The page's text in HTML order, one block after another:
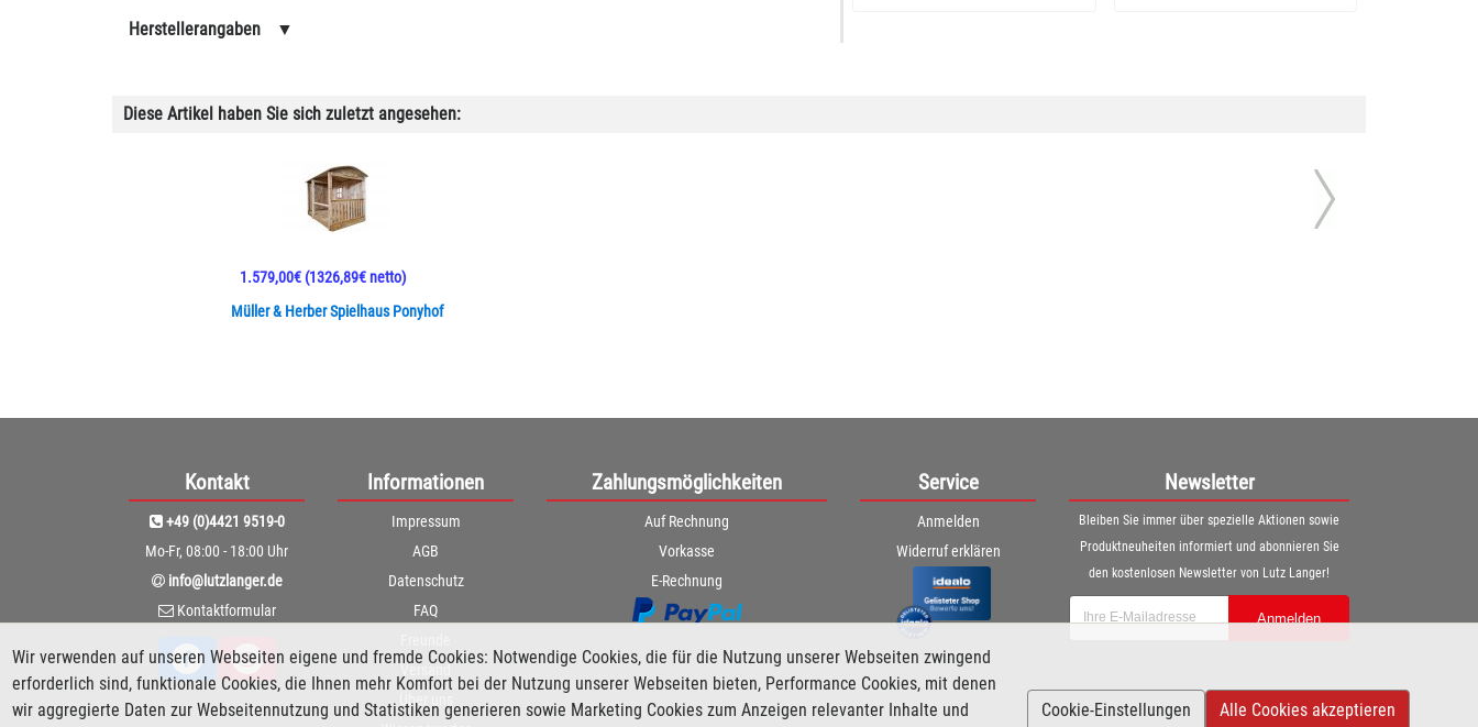
Wir verwenden auf unseren Webseiten eigene und fremde Cookies: Notwendige Cookies, die für die Nutzung unserer Webseiten zwingend
erforderlich sind, funktionale Cookies, die Ihnen mehr Komfort bei der Nutzung unserer Webseiten bieten, Performance Cookies, mit denen
wir aggregierte Daten zur Webseitennutzung und Statistiken generieren sowie Marketing Cookies zum Anzeigen relevanter Inhalte und
Cookie-Einstellungen Alle Cookies akzeptieren
Herstellerangaben ▼
Diese Artikel haben Sie sich zuletzt angesehen:
Müller & Herber Spielhaus Ponyhof
1.579,00€(1326,89€ netto)
Kontakt
+49 (0)4421 9519-0
Mo-Fr, 08:00 - 18:00 Uhr
info@lutzlanger.de
Kontaktformular
Informationen
Impressum
AGB
Datenschutz
FAQ
Versand
Über uns
Zahlungsmöglichkeiten
Auf Rechnung
Vorkasse
E-Rechnung
Service
Anmelden
Widerruf erklären
Newsletter
Bleiben Sie immer über spezielle Aktionen sowie
Produktneuheiten informiert und abonnieren Sie
den kostenlosen Newsletter von Lutz Langer!
Anmelden